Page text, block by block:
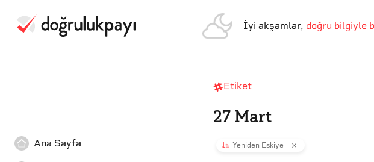
İyi akşamlar, doğru bilgiyle
Ana Sayfa
Etiket
27 Mart
Yeniden Eskiye